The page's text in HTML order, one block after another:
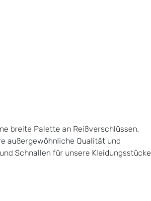
breite Palette an Reißverschlüssen,
außergewöhnliche Qualität und
Schnallen für unsere Kleidungsstücke